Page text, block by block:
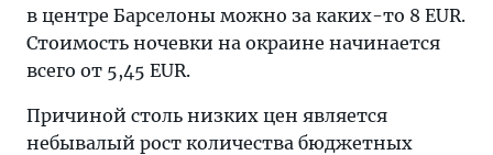
в центре Барселоны можно за каких-то 8 EUR.
Стоимость ночевки на окраине начинается
всего от 5,45 EUR.
Причиной столь низких цен является
небывалый рост количества бюджетных